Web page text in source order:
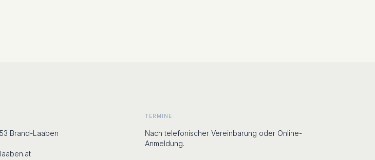
Brand-Laaben
TERMINE
Nach telefonischer Vereinbarung oder Online-
Anmeldung.